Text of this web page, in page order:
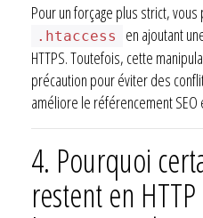
Pour un forçage plus strict,
.htaccess
en ajoutant
HTTPS. Toutefois, cette
précaution pour éviter des
améliore le référencement
4. Pourquoi
restent en